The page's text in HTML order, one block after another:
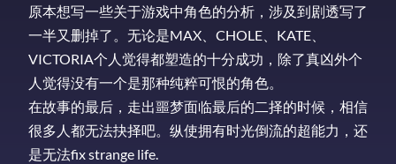
原本想写一些关于游戏中角色的分析，涉及到剧透写了
一半又删掉了。无论是MAX、CHOLE、KATE、
VICTORIA个人觉得都塑造的十分成功，除了真凶外个
人觉得没有一个是那种纯粹可恨的角色。
在故事的最后，走出噩梦面临最后的二择的时候，相信
很多人都无法抉择吧。纵使拥有时光倒流的超能力，还
是无法fix strange life.